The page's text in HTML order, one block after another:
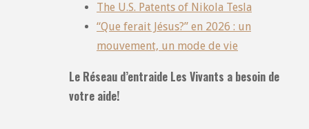
The U.S. Patents of Nikola Tesla
“Que ferait Jésus?” en 2026 : un
mouvement, un mode de vie
Le Réseau d’entraide Les Vivants a besoin de
votre aide!